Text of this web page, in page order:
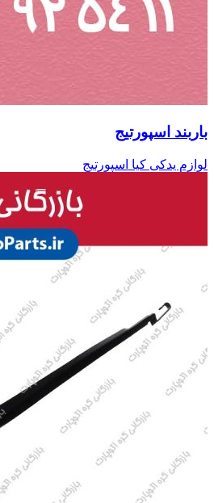
باربند اسپورتیج
لوازم یدکی کیا اسپورتیج